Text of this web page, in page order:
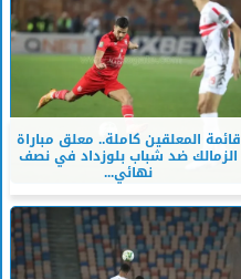
قائمة المعلقين كاملة.. معلق مباراة
الزمالك ضد شباب بلوزداد في نصف
نهائي...